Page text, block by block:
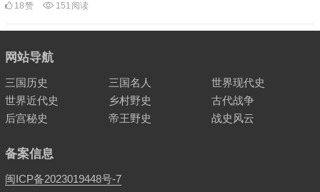
18赞 151 阅读
网站导航
三国历史 三国名人
世界现代史
世界近代史
乡村野史
古代战争
后宫秘史
帝王野史 战史风云
备案信息
闽ICP备2023019448号-7